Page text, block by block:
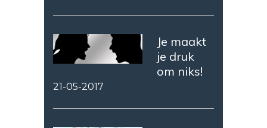
Je maakt
je druk
om niks!
21-05-2017